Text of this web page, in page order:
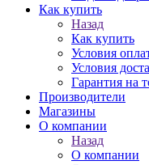
Как купить
Назад
Как купить
Условия
Условия
Гарантия на
Производители
Магазины
О компании
Назад
О компании